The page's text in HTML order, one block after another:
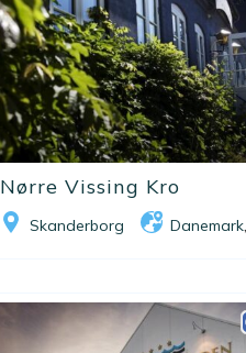
Nørre Vissing Kro
Skanderborg Danemark